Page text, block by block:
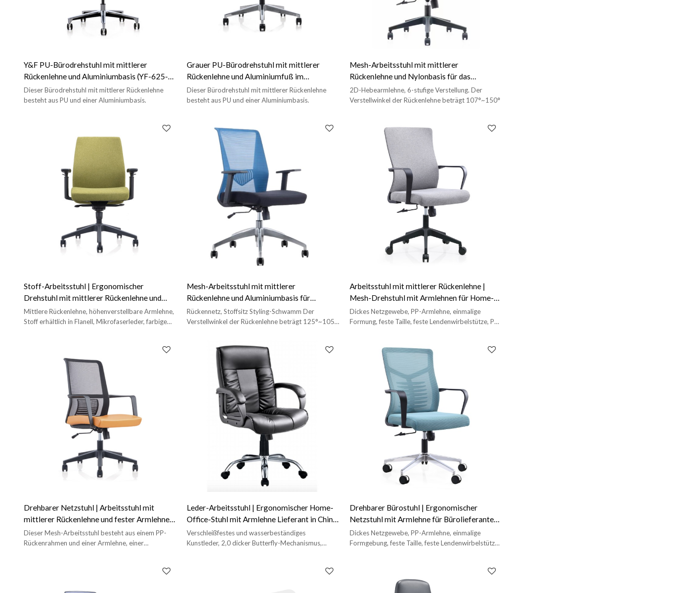
Y&F PU-Bürodrehstuhl mit mittlerer
Rückenlehne und Aluminiumbasis (YF-625-
18)
Dieser Bürodrehstuhl mit mittlerer Rückenlehne
besteht aus PU und einer Aluminiumbasis.
Grauer PU-Bürodrehstuhl mit mittlerer
Rückenlehne und Aluminiumfuß im
Großhandel (YF-628-0884)
Dieser Bürodrehstuhl mit mittlerer Rückenlehne
besteht aus PU und einer Aluminiumbasis.
Mesh-Arbeitsstuhl mit mittlerer
Rückenlehne und Nylonbasis für das
Heimbüro in China (YF-683B-20)
2D-Hebearmlehne, 6-stufige Verstellung. Der
Verstellwinkel der Rückenlehne beträgt 107°~150°
Stoff-Arbeitsstuhl | Ergonomischer
Drehstuhl mit mittlerer Rückenlehne und
Drehsitz für Bürolieferanten
Mittlere Rückenlehne, höhenverstellbare Armlehne,
Stoff erhältlich in Flanell, Mikrofaserleder, farbigem
Mesh-Arbeitsstuhl mit mittlerer
Rückenlehne und Aluminiumbasis für
Bürolieferanten (YF-6630B-119)
Rückennetz, Stoffsitz Styling-Schwamm Der
Verstellwinkel der Rückenlehne beträgt 125°~105°
Arbeitsstuhl mit mittlerer Rückenlehne |
Mesh-Drehstuhl mit Armlehnen für Home-
Office-Lieferant China (YF-B236)
Dickes Netzgewebe, PP-Armlehne, einmalige
Formung, feste Taille, feste Lendenwirbelstütze, PA-
Drehbarer Netzstuhl | Arbeitsstuhl mit
mittlerer Rückenlehne und fester Armlehne
für Bürogroßhändler (YF-6628B)
Dieser Mesh-Arbeitsstuhl besteht aus einem PP-
Rückenrahmen und einer Armlehne, einer
Leder-Arbeitsstuhl | Ergonomischer Home-
Office-Stuhl mit Armlehne Lieferant in China
(YF-B239)
Verschleißfestes und wasserbeständiges
Kunstleder, 2,0 dicker Butterfly-Mechanismus,
Drehbarer Bürostuhl | Ergonomischer
Netzstuhl mit Armlehne für Bürolieferanten
in China
Dickes Netzgewebe, PP-Armlehne, einmalige
Formgebung, feste Taille, feste Lendenwirbelstütze,